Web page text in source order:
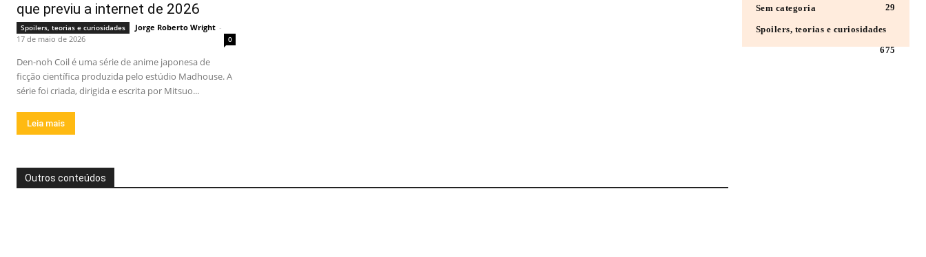
que previu a internet de 2026
Spoilers, teorias e curiosidades Jorge Roberto Wright -
17 de maio de 2026
0
Den-noh Coil é uma série de anime japonesa de
ficção científica produzida pelo estúdio Madhouse. A
série foi criada, dirigida e escrita por Mitsuo...
Leia mais
Outros conteúdos
Sem categoria 29
Spoilers, teorias e curiosidades
675